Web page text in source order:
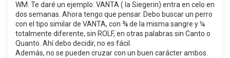
WM: Te daré un ejemplo: VANTA ( la Siegerin) entra en celo en
dos semanas. Ahora tengo que pensar. Debo buscar un perro
con el tipo similar de VANTA, con ¾ de la misma sangre y ¼
totalmente diferente, sin ROLF, en otras palabras sin Canto o
Quanto. Ahí debo decidir, no es fácil.
Además, no se pueden cruzar con un buen carácter ambos.